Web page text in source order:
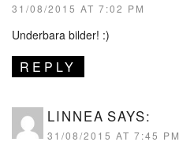
31/08/2015 AT 7:02 PM
Underbara bilder! :)
REPLY
LINNEA SAYS:
31/08/2015 AT 7:45 PM